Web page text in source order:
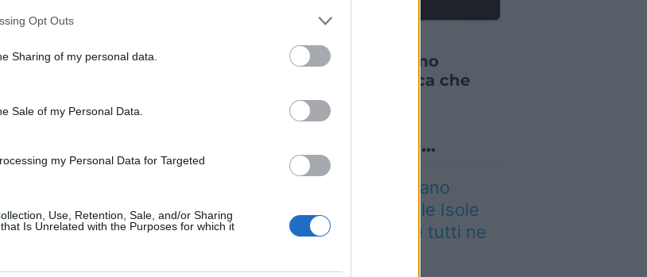
limited to your visit or usage behaviour. You may click to grant or
its third-party tags to use your data for below specified purposes
section.
Opt Outs
Sharing of my personal data.
Sale of my Personal Data.
my Personal Data for Targeted
Use, Retention, Sale, and/or Sharing
Is Unrelated with the Purposes for which it
Gli incendi stanno
cambiando il turismo
europeo: la classifica che
dovresti conoscere
Lo sapevi che...
Un grande quotidiano
europeo incorona le Isole
Eolie: ecco perché tutti ne